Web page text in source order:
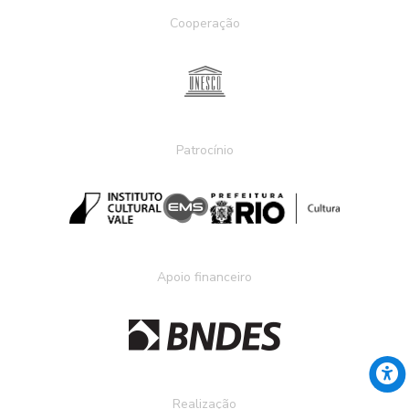
Cooperação
Patrocínio
Apoio financeiro
Realização